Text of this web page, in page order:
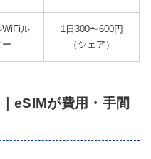
WiFiル
ー
1日300〜600円
（シェア）
eSIMが費用・手間